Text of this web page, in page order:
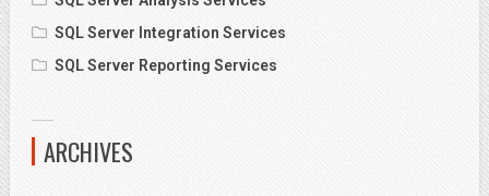
SQL Server Integration Services
SQL Server Reporting Services
ARCHIVES